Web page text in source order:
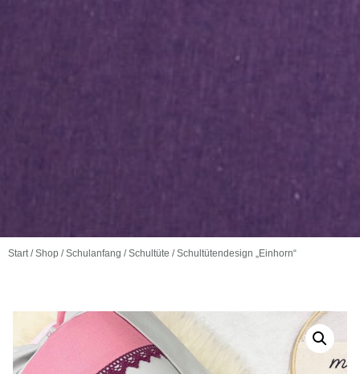
Start/Shop /Schulanfang /Schultüte / Schultütendesign „Einhorn“